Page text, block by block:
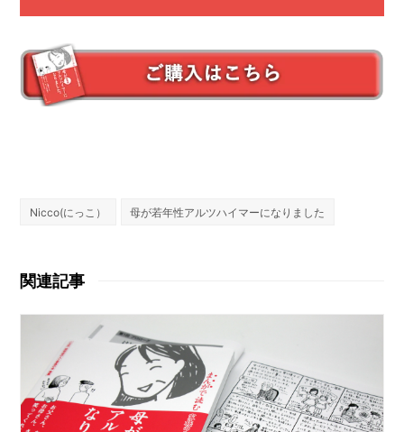
Nicco(にっこ） 母が若年性アルツハイマーになりました
関連記事